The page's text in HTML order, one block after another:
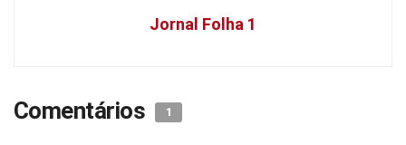
Jornal Folha 1
Comentários 1